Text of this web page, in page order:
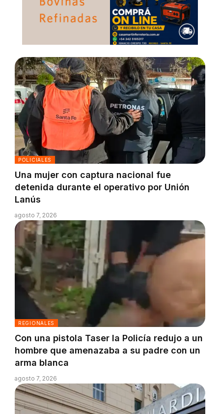
POLICIALES
Una mujer con captura nacional fue
detenida durante el operativo por Unión
Lanús
agosto 7, 2026
REGIONALES
Con una pistola Taser la Policía redujo a un
hombre que amenazaba a su padre con un
arma blanca
agosto 7, 2026